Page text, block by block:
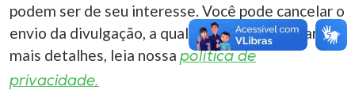
podem ser de seu interesse. Você pode cancelar o
envio da divulgação, a qualquer momento. Para
mais detalhes, leia nossa política de
privacidade.